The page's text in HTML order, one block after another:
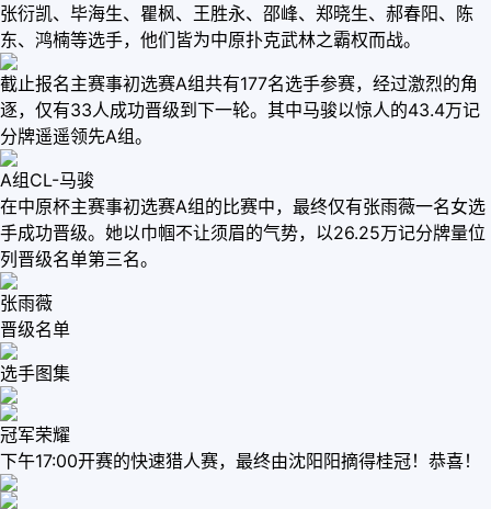
张衍凯、毕海生、瞿枫、王胜永、邵峰、郑晓生、郝春阳、陈
东、鸿楠等选手，他们皆为中原扑克武林之霸权而战。
截止报名主赛事初选赛A组共有177名选手参赛，经过激烈的角
逐，仅有33人成功晋级到下一轮。其中马骏以惊人的43.4万记
分牌遥遥领先A组。
A组CL-马骏
在中原杯主赛事初选赛A组的比赛中，最终仅有张雨薇一名女选
手成功晋级。她以巾帼不让须眉的气势，以26.25万记分牌量位
列晋级名单第三名。
张雨薇
晋级名单
选手图集
冠军荣耀
下午17:00开赛的快速猎人赛，最终由沈阳阳摘得桂冠！恭喜！